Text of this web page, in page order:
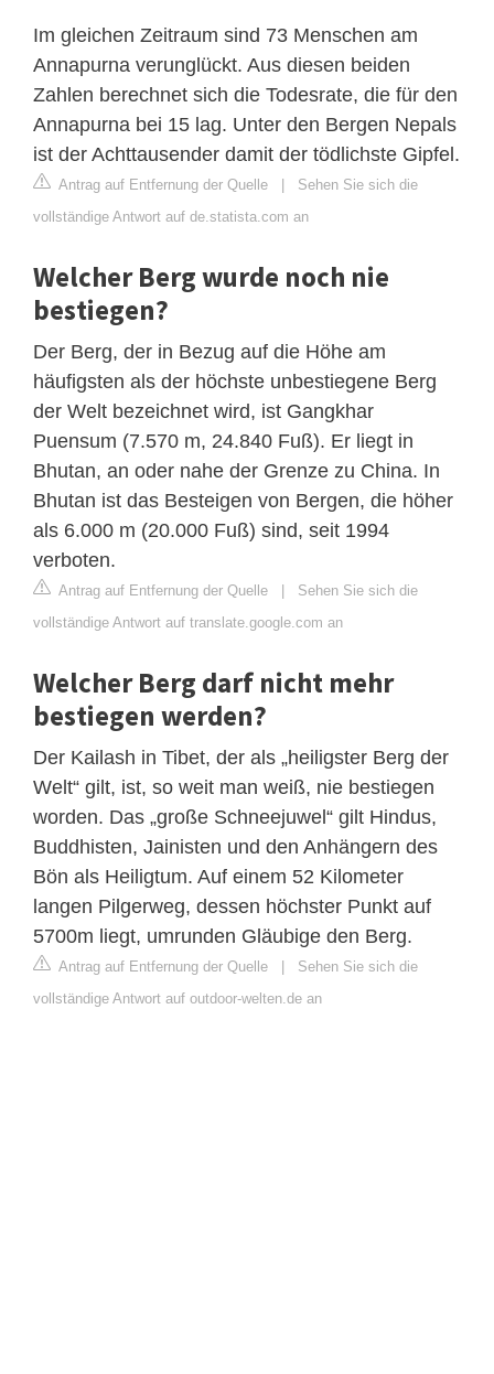
Im gleichen Zeitraum sind 73 Menschen am
Annapurna verunglückt. Aus diesen beiden
Zahlen berechnet sich die Todesrate, die für den
Annapurna bei 15 lag. Unter den Bergen Nepals
ist der Achttausender damit der tödlichste Gipfel.
Antrag auf Entfernung der Quelle | Sehen Sie sich die
vollständige Antwort auf de.statista.com an
Welcher Berg wurde noch nie
bestiegen?
Der Berg, der in Bezug auf die Höhe am
häufigsten als der höchste unbestiegene Berg
der Welt bezeichnet wird, ist Gangkhar
Puensum (7.570 m, 24.840 Fuß). Er liegt in
Bhutan, an oder nahe der Grenze zu China. In
Bhutan ist das Besteigen von Bergen, die höher
als 6.000 m (20.000 Fuß) sind, seit 1994
verboten.
Antrag auf Entfernung der Quelle | Sehen Sie sich die
vollständige Antwort auf translate.google.com an
Welcher Berg darf nicht mehr
bestiegen werden?
Der Kailash in Tibet, der als „heiligster Berg der
Welt“ gilt, ist, so weit man weiß, nie bestiegen
worden. Das „große Schneejuwel“ gilt Hindus,
Buddhisten, Jainisten und den Anhängern des
Bön als Heiligtum. Auf einem 52 Kilometer
langen Pilgerweg, dessen höchster Punkt auf
5700m liegt, umrunden Gläubige den Berg.
Antrag auf Entfernung der Quelle | Sehen Sie sich die
vollständige Antwort auf outdoor-welten.de an